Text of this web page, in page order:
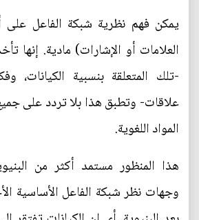
يمكن فهم نظرية شبكة الفاعل على
العلامات أو الإشارات) مادية. إنها
-تلك المتعلقة بنسبية الكيانات،
علاقات- وتطبق هذا بلا تردد على
المواد اللغوية.
هذا المنظور مستمد أكثر من
وجهات نظر شبكة الفاعل الأساسية